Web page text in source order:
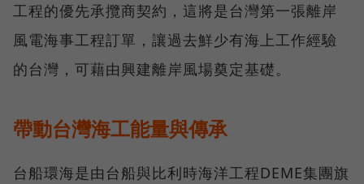
工程的優先承攬商契約，這將是台灣第一張離岸
風電海事工程訂單，讓過去鮮少有海上工作經驗
的台灣，可藉由興建離岸風場奠定基礎。
帶動台灣海工能量與傳承
台船環海是由台船與比利時海洋工程DEME集團旗